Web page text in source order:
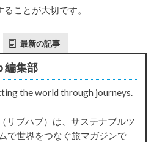
ことが大切です。
最新の記事
編集部
the world through journeys.
リブハブ）は、サステナブルツ
で世界をつなぐ旅マガジンで